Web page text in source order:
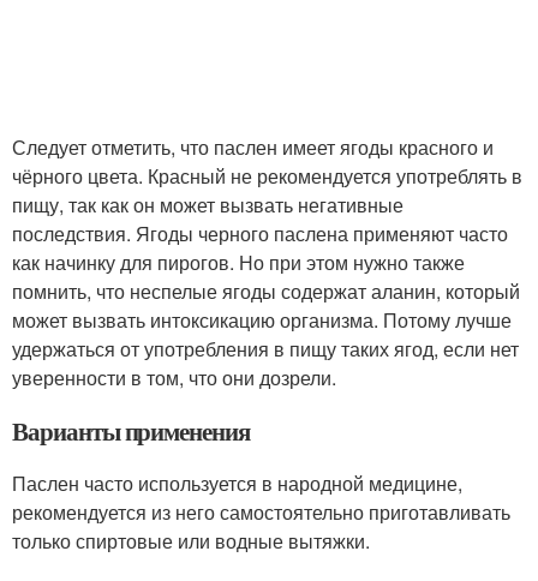
Следует отметить, что паслен имеет ягоды красного и
чёрного цвета. Красный не рекомендуется употреблять в
пищу, так как он может вызвать негативные
последствия. Ягоды черного паслена применяют часто
как начинку для пирогов. Но при этом нужно также
помнить, что неспелые ягоды содержат аланин, который
может вызвать интоксикацию организма. Потому лучше
удержаться от употребления в пищу таких ягод, если нет
уверенности в том, что они дозрели.
Варианты применения
Паслен часто используется в народной медицине,
рекомендуется из него самостоятельно приготавливать
только спиртовые или водные вытяжки.